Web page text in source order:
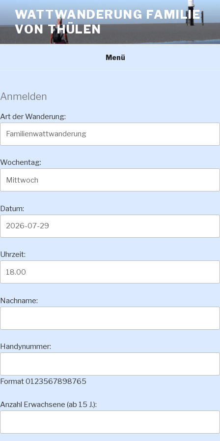
Inhalt
springen
WATTWANDERUNG FAMILIE
VON THÜLEN
Menü
Anmelden
Art der Wanderung:
Wochentag:
Datum:
Uhrzeit:
Nachname:
Handynummer:
Format 0123567898765
Anzahl Erwachsene (ab 15 J.):